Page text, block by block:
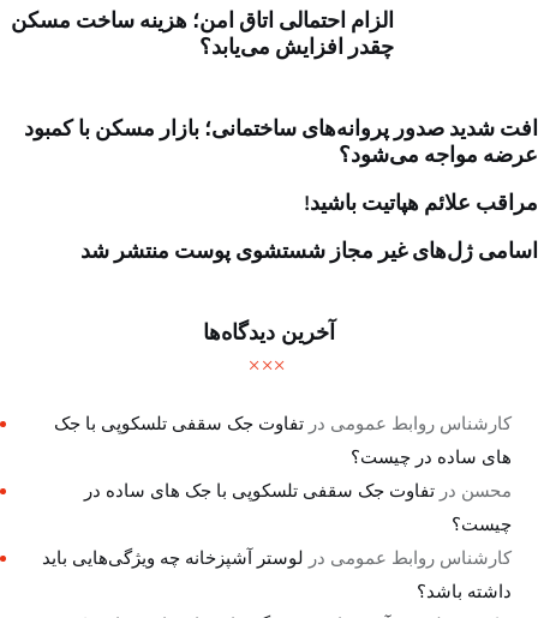
الزام احتمالی اتاق امن؛ هزینه ساخت مسکن
چقدر افزایش می‌یابد؟
افت شدید صدور پروانه‌های ساختمانی؛ بازار مسکن با کمبود
عرضه مواجه می‌شود؟
مراقب علائم هپاتیت باشید!
اسامی ژل‌های غیر مجاز شستشوی پوست منتشر شد
آخرین دیدگاه‌ها
کارشناس روابط عمومی درتفاوت جک سقفی تلسکوپی با جک
های ساده در چیست؟
محسن درتفاوت جک سقفی تلسکوپی با جک های ساده در
چیست؟
کارشناس روابط عمومی در لوستر آشپزخانه چه ویژگی‌هایی باید
داشته باشد؟